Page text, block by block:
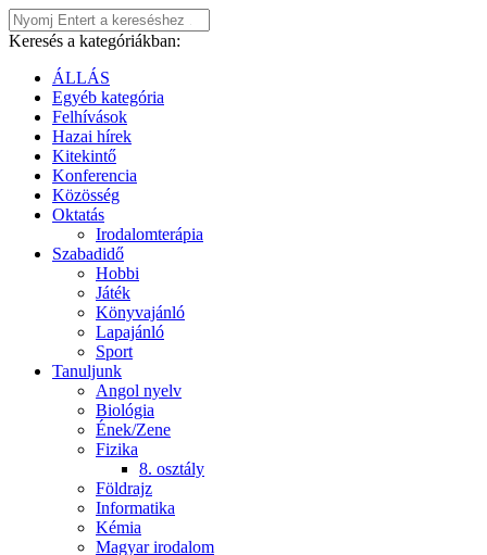
Keresés a kategóriákban:
ÁLLÁS
Egyéb kategória
Felhívások
Hazai hírek
Kitekintő
Konferencia
Közösség
Oktatás
Irodalomterápia
Szabadidő
Hobbi
Játék
Könyvajánló
Lapajánló
Sport
Tanuljunk
Angol nyelv
Biológia
Ének/Zene
Fizika
8. osztály
Földrajz
Informatika
Kémia
Magyar irodalom